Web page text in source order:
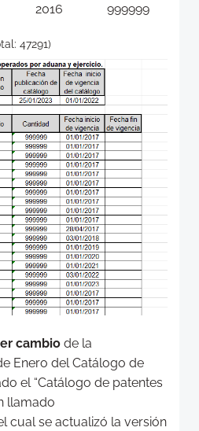
2016 999999
47291)
cambio de la
Enero del Catálogo de
el “Catálogo de patentes
llamado
cual se actualizó la versión